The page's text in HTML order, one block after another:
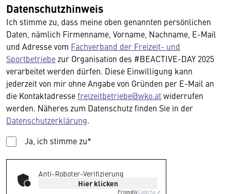
Datenschutzhinweis
Ich stimme zu, dass meine oben genannten persönlichen
Daten, nämlich Firmenname, Vorname, Nachname, E-Mail
und Adresse vom Fachverband der Freizeit- und
Sportbetriebezur Organisation des #BEACTIVE-DAY 2025
verarbeitet werden dürfen. Diese Einwilligung kann
jederzeit von mir ohne Angabe von Gründen per E-Mail an
die Kontaktadressefreizeitbetriebe@wko.atwiderrufen
werden. Näheres zum Datenschutz finden Sie in der
Datenschutzerklärung.
Ja, ich stimme zu*
Anti-Roboter-Verifizierung
Hier klicken
FriendlyCaptcha ⇗